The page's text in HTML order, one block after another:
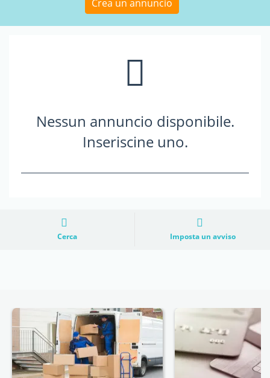
Crea un annuncio
Nessun annuncio disponibile.
Inseriscine uno.
Cerca Imposta un avviso